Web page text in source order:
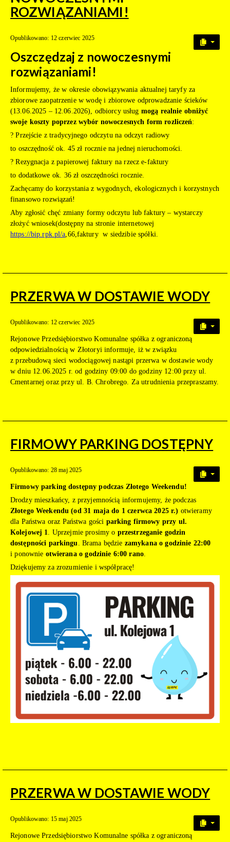
ROZWIĄZANIAMI!
Opublikowano: 12 czerwiec 2025
Oszczędzaj z nowoczesnymi
rozwiązaniami!
Informujemy, że w okresie obowiązywania aktualnej taryfy za
zbiorowe zaopatrzenie w wodę i zbiorowe odprowadzanie ścieków
(13.06.2025 – 12.06.2026), odbiorcy usług mogą realnie obniżyć
swoje koszty poprzez wybór nowoczesnych form rozliczeń:
? Przejście z tradycyjnego odczytu na odczyt radiowy
to oszczędność ok. 45 zł rocznie na jednej nieruchomości.
? Rezygnacja z papierowej faktury na rzecz e-faktury
to dodatkowe ok. 36 zł oszczędności rocznie.
Zachęcamy do korzystania z wygodnych, ekologicznych i korzystnych
finansowo rozwiązań!
Aby zgłosić chęć zmiany formy odczytu lub faktury – wystarczy
złożyć wniosek(dostępny na stronie internetowej
https://bip.rpk.pl/a ,66,faktury w siedzibie spółki.
PRZERWA W DOSTAWIE WODY
Opublikowano: 12 czerwiec 2025
Rejonowe Przedsiębiorstwo Komunalne spółka z ograniczoną
odpowiedzialnością w Złotoryi informuje, iż w związku
z przebudową sieci wodociągowej nastąpi przerwa w dostawie wody
w dniu 12.06.2025 r. od godziny 09:00 do godziny 12:00 przy ul.
Cmentarnej oraz przy ul. B. Chrobrego. Za utrudnienia przepraszamy.
FIRMOWY PARKING DOSTĘPNY
Opublikowano: 28 maj 2025
Firmowy parking dostępny podczas Złotego Weekendu!
Drodzy mieszkańcy, z przyjemnością informujemy, że podczas
Złotego Weekendu (od 31 maja do 1 czerwca 2025 r.) otwieramy
dla Państwa oraz Państwa gości parking firmowy przy ul.
Kolejowej 1
. Uprzejmie prosimy o przestrzeganie godzin
dostępności parkingu
. Brama będzie zamykana o godzinie 22:00
i ponownie otwierana o godzinie 6:00 rano.
Dziękujemy za zrozumienie i współpracę!
PRZERWA W DOSTAWIE WODY
Opublikowano: 15 maj 2025
Rejonowe Przedsiębiorstwo Komunalne spółka z ograniczoną